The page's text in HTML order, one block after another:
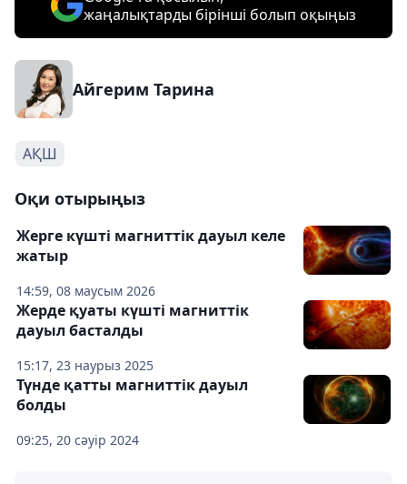
жаңалықтарды бірінші болып оқыңыз
Айгерим Тарина
АҚШ
Оқи отырыңыз
14:59, 08 маусым 2026
Жерге күшті магниттік дауыл келе
жатыр
15:17, 23 наурыз 2025
Жерде қуаты күшті магниттік
дауыл басталды
09:25, 20 сәуір 2024
Түнде қатты магниттік дауыл
болды